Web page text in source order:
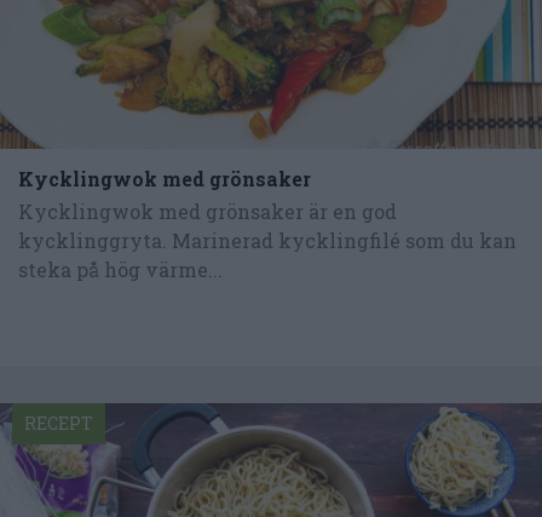
Kycklingwok med grönsaker
Kycklingwok med grönsaker är en god
kycklinggryta. Marinerad kycklingfilé som du kan
steka på hög värme...
RECEPT